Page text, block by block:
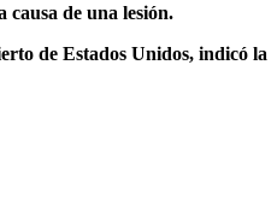
causa de una lesión.
de Estados Unidos, indicó la